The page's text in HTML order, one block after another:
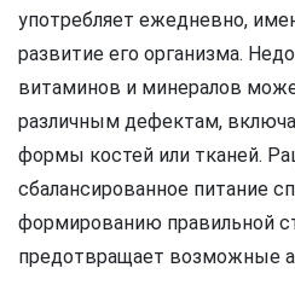
употребляет ежедневно,
развитие его организма.
витаминов и минералов
различным дефектам,
формы костей или тканей.
сбалансированное питание
формированию правильной
предотвращает возможные